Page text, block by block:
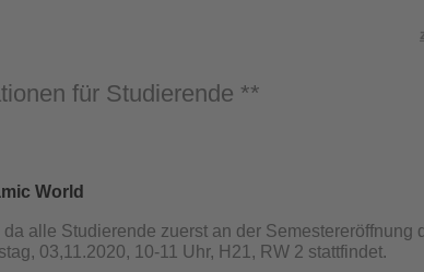
für Studierende **
World
alle Studierende zuerst an der Semestereröffnung
03,11.2020, 10-11 Uhr, H21, RW 2 stattfindet.